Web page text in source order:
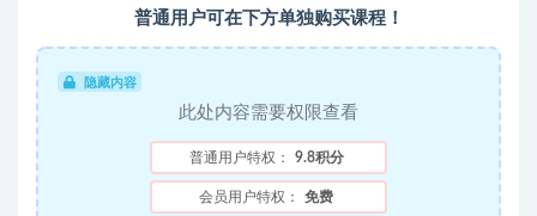
普通用户可在下方单独购买课程！
隐藏内容
此处内容需要权限查看
普通用户特权： 9.8积分
会员用户特权： 免费